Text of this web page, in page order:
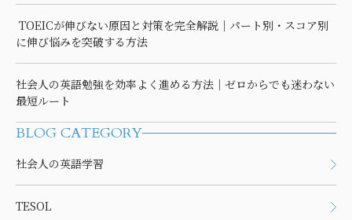
TOEICが伸びない原因と対策を完全解説｜パート別・スコア別
に伸び悩みを突破する方法
社会人の英語勉強を効率よく進める方法｜ゼロからでも迷わない
最短ルート
BLOG CATEGORY
社会人の英語学習
TESOL